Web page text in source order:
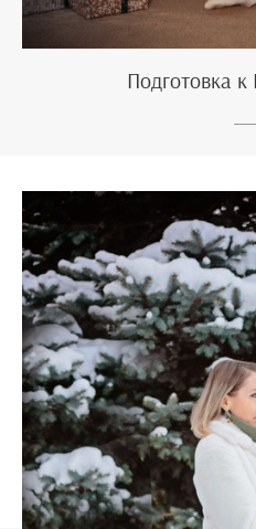
Подготовка